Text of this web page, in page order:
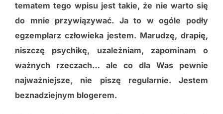
tematem tego wpisu jest takie, że nie warto się
do mnie przywiązywać. Ja to w ogóle podły
egzemplarz człowieka jestem. Marudzę, drapię,
niszczę psychikę, uzależniam, zapominam o
ważnych rzeczach… ale co dla Was pewnie
najważniejsze, nie piszę regularnie. Jestem
beznadziejnym blogerem.